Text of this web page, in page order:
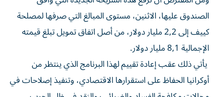
الصندوق عليها، الاثنين، مستوى المبالغ التي صرفها لمصلحة
كييف إلى 2,2 مليار دولار، من أصل اتفاق تمويل تبلغ قيمته
الإجمالية 8,1 مليار دولار.
يأتي ذلك عقب إعادة تقييم لهذا البرنامج الذي ينتظر من
أوكرانيا الحفاظ على استقرارها الاقتصادي، وتنفيذ إصلاحات في